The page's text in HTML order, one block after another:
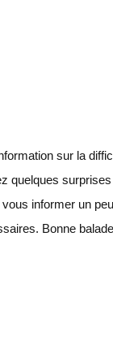
sur la
quelques
informer un
Bonne